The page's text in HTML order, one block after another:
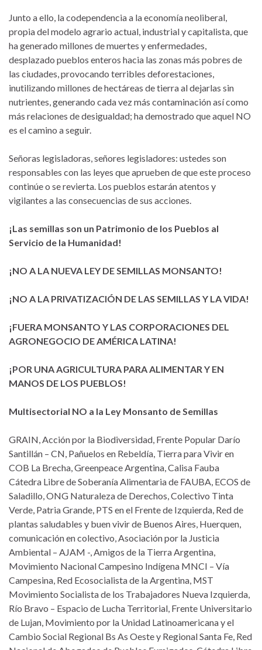
Junto a ello, la codependencia a la economía neoliberal,
propia del modelo agrario actual, industrial y capitalista, que
ha generado millones de muertes y enfermedades,
desplazado pueblos enteros hacia las zonas más pobres de
las ciudades, provocando terribles deforestaciones,
inutilizando millones de hectáreas de tierra al dejarlas sin
nutrientes, generando cada vez más contaminación así como
más relaciones de desigualdad; ha demostrado que aquel NO
es el camino a seguir.
Señoras legisladoras, señores legisladores: ustedes son
responsables con las leyes que aprueben de que este proceso
continúe o se revierta. Los pueblos estarán atentos y
vigilantes a las consecuencias de sus acciones.
¡Las semillas son un Patrimonio de los Pueblos al
Servicio de la Humanidad!
¡NO A LA NUEVA LEY DE SEMILLAS MONSANTO!
¡NO A LA PRIVATIZACIÓN DE LAS SEMILLAS Y LA VIDA!
¡FUERA MONSANTO Y LAS CORPORACIONES DEL
AGRONEGOCIO DE AMÉRICA LATINA!
¡POR UNA AGRICULTURA PARA ALIMENTAR Y EN
MANOS DE LOS PUEBLOS!
Multisectorial NO a la Ley Monsanto de Semillas
GRAIN, Acción por la Biodiversidad, Frente Popular Darío
Santillán – CN, Pañuelos en Rebeldía, Tierra para Vivir en
COB La Brecha, Greenpeace Argentina, Calisa Fauba
Cátedra Libre de Soberanía Alimentaria de FAUBA, ECOS de
Saladillo, ONG Naturaleza de Derechos, Colectivo Tinta
Verde, Patria Grande, PTS en el Frente de Izquierda, Red de
plantas saludables y buen vivir de Buenos Aires, Huerquen,
comunicación en colectivo, Asociación por la Justicia
Ambiental – AJAM -, Amigos de la Tierra Argentina,
Movimiento Nacional Campesino Indígena MNCI – Vía
Campesina, Red Ecosocialista de la Argentina, MST
Movimiento Socialista de los Trabajadores Nueva Izquierda,
Río Bravo – Espacio de Lucha Territorial, Frente Universitario
de Lujan, Movimiento por la Unidad Latinoamericana y el
Cambio Social Regional Bs As Oeste y Regional Santa Fe, Red